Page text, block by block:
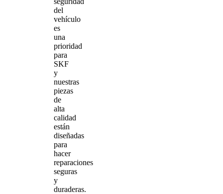
del
vehículo
es
una
prioridad
para
SKF
y
nuestras
piezas
de
alta
calidad
están
diseñadas
para
hacer
reparaciones
seguras
y
duraderas.